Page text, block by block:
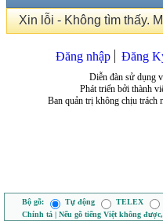
Xin lỗi - Không tìm thấy.
Đăng nhập Đăng
Diễn đàn sử dụng
Phát triển bởi thành
Ban quản trị không chịu trách
Bộ gõ: Tự động TELEX
Chính tả | Nếu gõ tiếng Việt không